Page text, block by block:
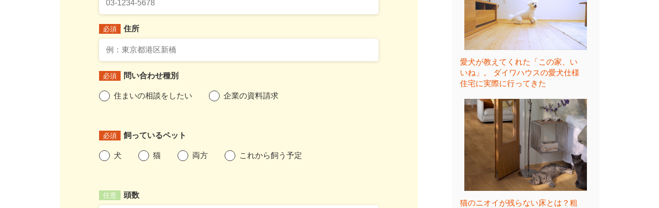
必須 住所
必須 問い合わせ種別
住まいの相談をしたい 企業の資料請求
必須 飼っているペット
犬 猫 両方 これから飼う予定
任意 頭数
愛犬が教えてくれた「この家、い
いね」。 ダイワハウスの愛犬仕様
住宅に実際に行ってきた
猫のニオイが残らない床とは？粗